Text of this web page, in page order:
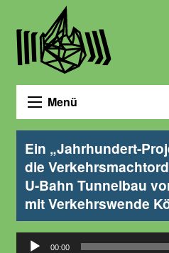
Menü
Ein „Jahrhundert-
die
U-Bahn Tunnelbau
mit Verkehrswende
Audio-
00:00